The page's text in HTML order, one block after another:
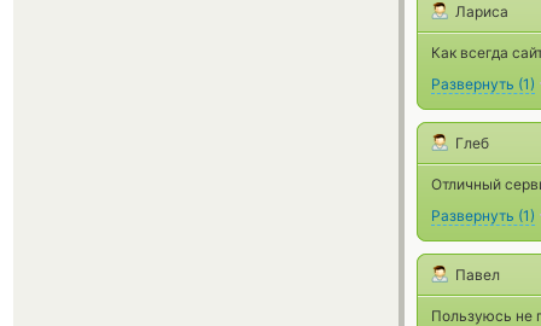
Лариса
Как всегда
Развернуть (1)
Глеб
Отличный
Развернуть (1)
Павел
Пользуюсь не